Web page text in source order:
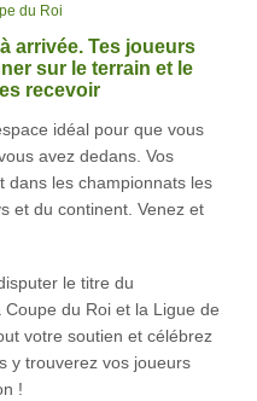
du Roi
arrivée. Tes joueurs
sur le terrain et le
recevoir
idéal pour que vous
avez dedans. Vos
dans les championnats les
et du continent. Venez et
le titre du
du Roi et la Ligue de
votre soutien et célébrez
y trouverez vos joueurs
!